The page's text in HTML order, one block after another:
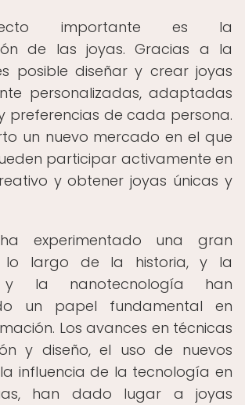
importante es la
de las joyas. Gracias a la
posible diseñar y crear joyas
personalizadas, adaptadas
preferencias de cada persona.
un nuevo mercado en el que
participar activamente en
y obtener joyas únicas y
experimentado una gran
lo largo de la historia, y la
y la nanotecnología han
un papel fundamental en
Los avances en técnicas
y diseño, el uso de nuevos
influencia de la tecnología en
han dado lugar a joyas